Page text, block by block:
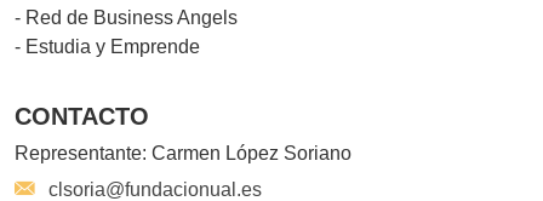
- Red de Business Angels
- Estudia y Emprende
CONTACTO
Representante: Carmen López Soriano
clsoria@fundacionual.es